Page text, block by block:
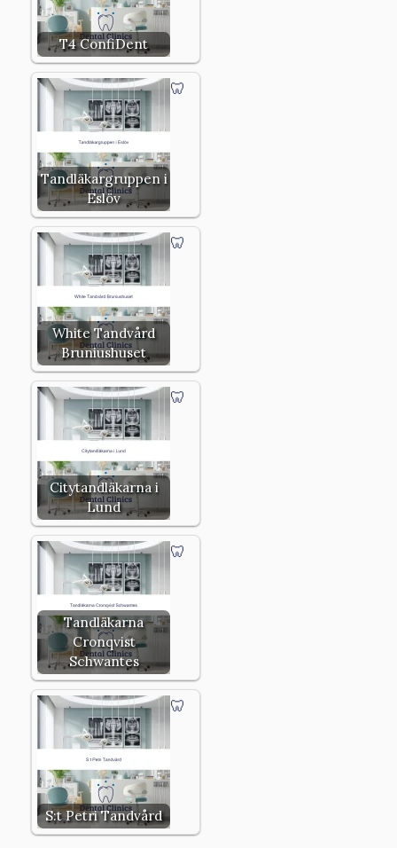
T4 ConfiDent
Tandläkargruppen i
Eslöv
White Tandvård
Bruniushuset
Citytandläkarna i
Lund
Tandläkarna
Cronqvist
Schwantes
S:t Petri Tandvård